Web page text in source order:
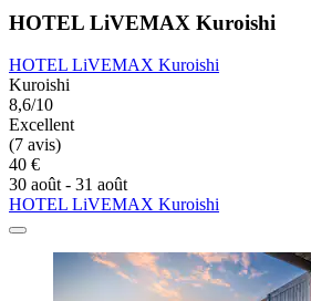
HOTEL LiVEMAX Kuroishi
HOTEL LiVEMAX Kuroishi
Kuroishi
8,6/10
Excellent
(7 avis)
40 €
30 août - 31 août
HOTEL LiVEMAX Kuroishi